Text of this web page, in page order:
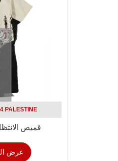
PALESTINE
قميص
عرض